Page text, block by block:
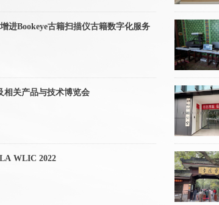
进Bookeye古籍扫描仪古籍数字化服务
相关产品与技术博览会
WLIC 2022